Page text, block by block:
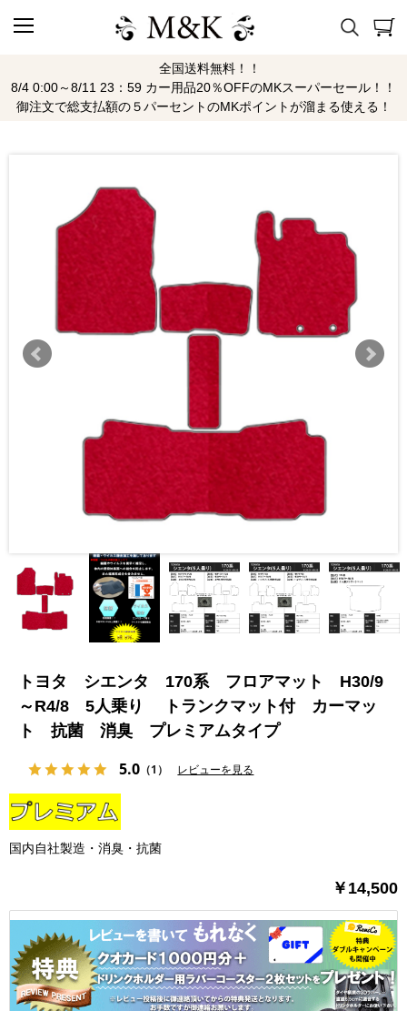
全国送料無料！！
8/4 0:00～8/11 23：59 カー用品20％OFFのMKスーパーセール！！
御注文で総支払額の５パーセントのMKポイントが溜まる使える！
トヨタ シエンタ 170系 フロアマット H30/9
～R4/8 5人乗り トランクマット付 カーマッ
ト 抗菌 消臭 プレミアムタイプ
5.0 （1） レビューを見る
国内自社製造・消臭・抗菌
￥14,500